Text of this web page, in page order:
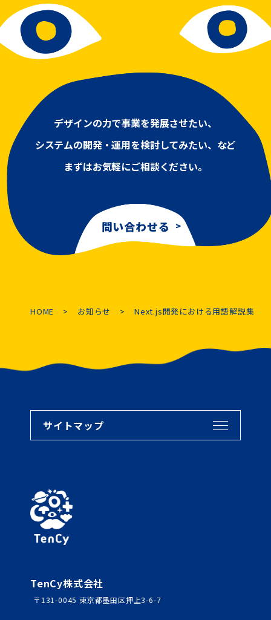
デザインの力で事業を発展させたい、
システムの開発・運用を検討してみたい、など
まずはお気軽にご相談ください。
問い合わせる
HOME お知らせ Next.js開発における用語解説集
サイトマップ
TenCy株式会社
〒131-0045 東京都墨田区押上3-6-7